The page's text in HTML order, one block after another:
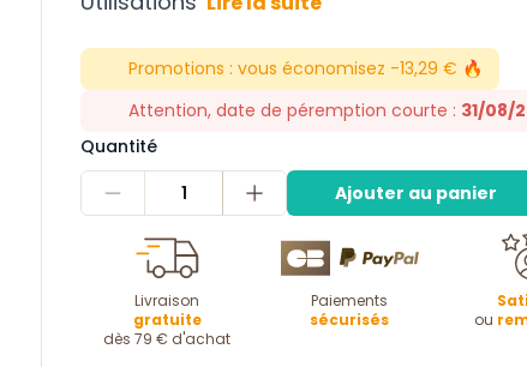
Promotions : vous économisez -13,29 € 🔥
Attention, date de péremption courte : 31/08/
Quantité
1
Ajouter au panier
Livraison
gratuite
dès 79 € d'achat
Paiements
sécurisés
ou